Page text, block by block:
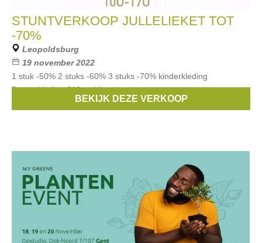
STUNTVERKOOP JULLELIEKET TOT
-70%
Leopoldsburg
19 november 2022
1 stuk -50% 2 stuks -60% 3 stuks -70% kinderkleding
Dameskleding €10 stuk!
Someone,Name it,k-design,B nosy
BEKIJK DEZE VERKOOP